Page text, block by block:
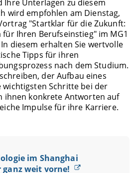
im Shanghai
weit vorne!
Ihre Unterlagen zu diesem
wird empfohlen am Dienstag,
"Startklar für die Zukunft:
Ihren Berufseinstieg" im MG1
diesem erhalten Sie wertvolle
Tipps für ihren
nach dem Studium.
der Aufbau eines
wichtigsten Schritte bei der
ihnen konkrete Antworten auf
Impulse für ihre Karriere.